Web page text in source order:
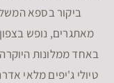
ביקור בספא
מאתגרים, נופש
באחד ממלונות
טיולי ג'יפים מלאי